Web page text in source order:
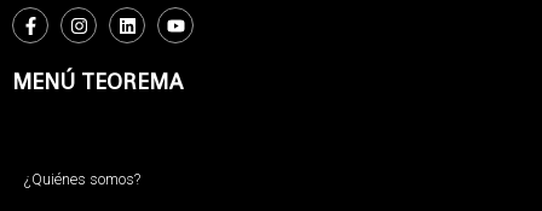
MENÚ TEOREMA
¿Quiénes somos?